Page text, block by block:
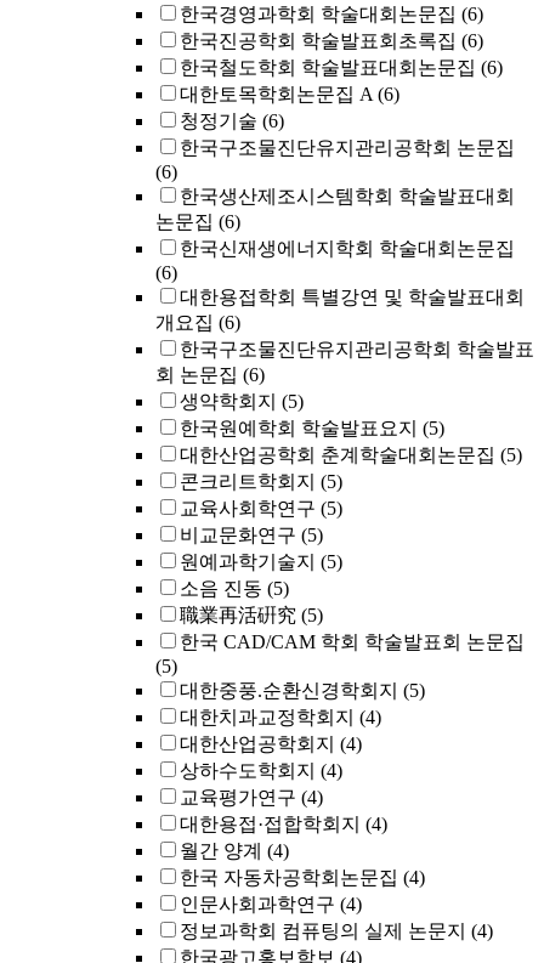
한국경영과학회 학술대회논문집 (6)
한국진공학회 학술발표회초록집 (6)
한국철도학회 학술발표대회논문집 (6)
대한토목학회논문집 A (6)
청정기술 (6)
한국구조물진단유지관리공학회 논문집
(6)
한국생산제조시스템학회 학술발표대회
논문집 (6)
한국신재생에너지학회 학술대회논문집
(6)
대한용접학회 특별강연 및 학술발표대회
개요집 (6)
한국구조물진단유지관리공학회 학술발표
회 논문집 (6)
생약학회지 (5)
한국원예학회 학술발표요지 (5)
대한산업공학회 춘계학술대회논문집 (5)
콘크리트학회지 (5)
교육사회학연구 (5)
비교문화연구 (5)
원예과학기술지 (5)
소음 진동 (5)
職業再活硏究 (5)
한국 CAD/CAM 학회 학술발표회 논문집
(5)
대한중풍.순환신경학회지 (5)
대한치과교정학회지 (4)
대한산업공학회지 (4)
상하수도학회지 (4)
교육평가연구 (4)
대한용접·접합학회지 (4)
월간 양계 (4)
한국 자동차공학회논문집 (4)
인문사회과학연구 (4)
정보과학회 컴퓨팅의 실제 논문지 (4)
한국광고홍보학보 (4)